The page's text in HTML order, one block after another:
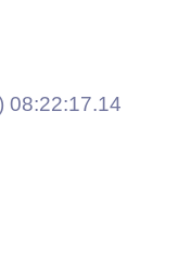
08:22:17.14